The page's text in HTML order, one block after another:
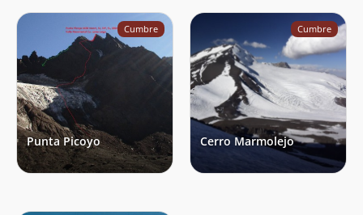
Cumbre
Punta Picoyo
Cumbre
Cerro Marmolejo